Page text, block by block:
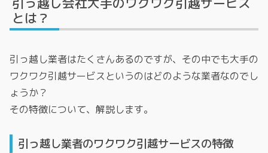
とは？
引っ越し業者はたくさんあるのですが、その中でも大手の
ワクワク引越サービスというのはどのような業者なのでし
ょうか？
その特徴について、解説します。
引っ越し業者のワクワク引越サービスの特徴